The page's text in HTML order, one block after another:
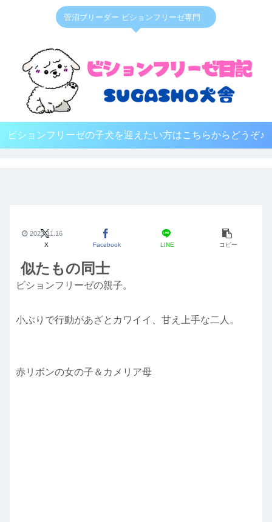
菅沼ブリーダー ビションフリーゼ専門
ビションフリーゼの子犬を迎えたい方はこちらからどうぞ♪
似たもの同士
X Facebook LINE コピー
2023.11.16
ビションフリーゼの親子。
小ぶりで行動があざとカワイイ、甘え上手な二人。
赤リボンの女の子＆カメリア母